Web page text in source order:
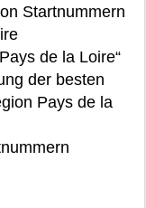
Startnummern
de la Loire“
der besten
Pays de la